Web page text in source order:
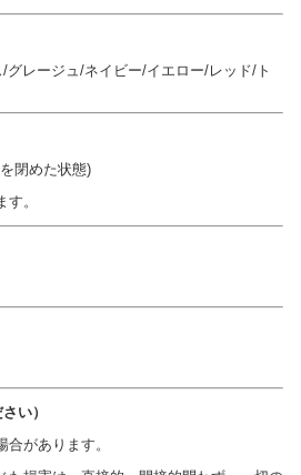
グレージュ/ネイビー/イエロー/レッド/ト
閉めた状態)
。
い）
があります。